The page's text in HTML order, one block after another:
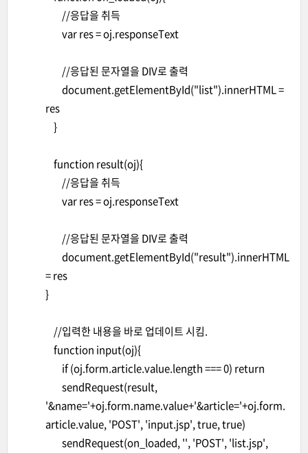
//응답을 취득
var res = oj.responseText
//응답된 문자열을 DIV로 출력
document.getElementById("list").innerHTML =
res
}
function result(oj){
//응답을 취득
var res = oj.responseText
//응답된 문자열을 DIV로 출력
document.getElementById("result").innerHTML
= res
}
//입력한 내용을 바로 업데이트 시킴.
function input(oj){
if (oj.form.article.value.length === 0) return
sendRequest(result,
'&name='+oj.form.name.value+'&article='+oj.form.
article.value, 'POST', 'input.jsp', true, true)
sendRequest(on_loaded, '', 'POST', 'list.jsp',